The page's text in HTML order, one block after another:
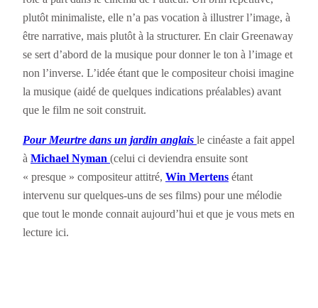
plutôt minimaliste, elle n’a pas vocation à illustrer l’image, à
être narrative, mais plutôt à la structurer. En clair Greenaway
se sert d’abord de la musique pour donner le ton à l’image et
non l’inverse. L’idée étant que le compositeur choisi imagine
la musique (aidé de quelques indications préalables) avant
que le film ne soit construit.
Pour Meurtre dans un jardin anglais le cinéaste a fait appel
à Michael Nyman (celui ci deviendra ensuite sont
« presque » compositeur attitré, Win Mertens étant
intervenu sur quelques-uns de ses films) pour une mélodie
que tout le monde connait aujourd’hui et que je vous mets en
lecture ici.